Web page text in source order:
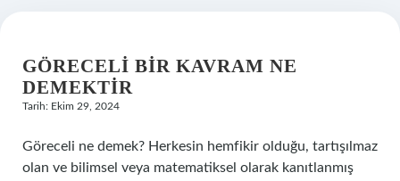
GÖRECELI BIR KAVRAM NE
DEMEKTIR
Tarih: Ekim 29, 2024
Göreceli ne demek? Herkesin hemfikir olduğu, tartışılmaz
olan ve bilimsel veya matematiksel olarak kanıtlanmış